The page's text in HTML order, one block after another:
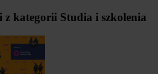
z kategorii Studia i szkolenia